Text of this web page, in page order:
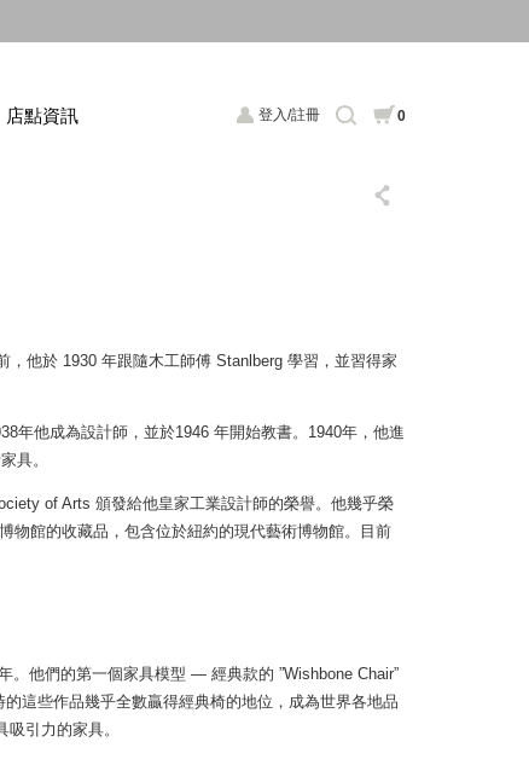
登入/註冊 0
店點資訊
，他於 1930 年跟隨木工師傅 Stanlberg 學習，並習得家
年他成為設計師，並於1946 年開始教書。1940年，他進
具。
of Arts 頒發給他皇家工業設計師的榮譽。他幾乎榮
物館的收藏品，包含位於紐約的現代藝術博物館。目前
。他們的第一個家具模型 — 經典款的 ”Wishbone Chair”
這些作品幾乎全數贏得經典椅的地位，成為世界各地品
引力的家具。